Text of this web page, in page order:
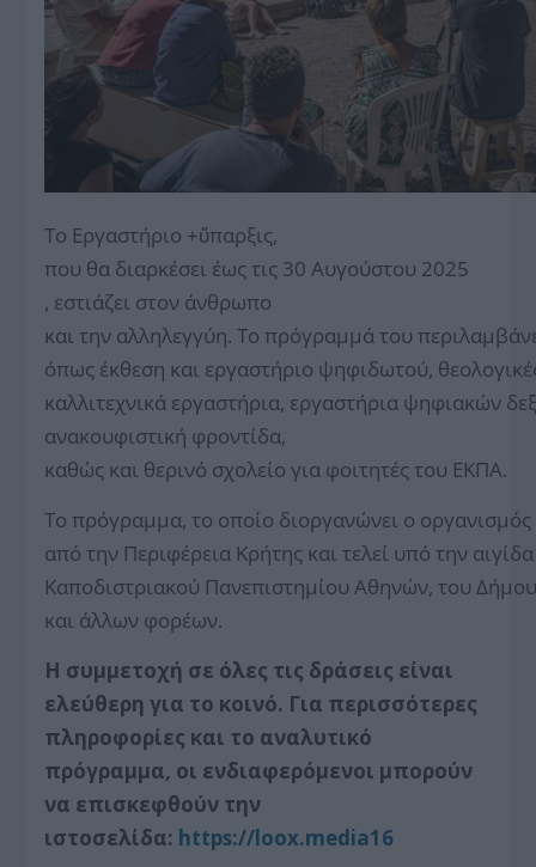
Το Εργαστήριο +ὕπαρξις,
που θα διαρκέσει έως τις 30 Αυγούστου 2025
, εστιάζει στον άνθρωπο
και την αλληλεγγύη. Το πρόγραμμά του
όπως έκθεση και εργαστήριο ψηφιδωτού,
καλλιτεχνικά εργαστήρια, εργαστήρια ψηφιακών
ανακουφιστική φροντίδα,
καθώς και θερινό σχολείο για φοιτητές του ΕΚΠΑ.
Το πρόγραμμα, το οποίο διοργανώνει ο οργανισμός
από την Περιφέρεια Κρήτης και τελεί υπό την
Καποδιστριακού Πανεπιστημίου Αθηνών, του
και άλλων φορέων.
Η συμμετοχή σε όλες τις δράσεις είναι
ελεύθερη για το κοινό. Για περισσότερες
πληροφορίες και το αναλυτικό
πρόγραμμα, οι ενδιαφερόμενοι μπορούν
να επισκεφθούν την
ιστοσελίδα: https://loox.media16